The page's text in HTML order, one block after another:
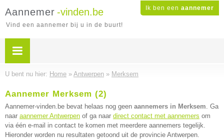
Ik ben een aannemer
Aannemer -vinden.be
Vind een aannemer bij u in de buurt!
U bent nu hier: Home » Antwerpen » Merksem
Aannemer Merksem (2)
Aannemer-vinden.be bevat helaas nog geen aannemers in Merksem. Ga
naar aannemer Antwerpen of ga naar direct contact met aannemers om
via één e-mail in contact te komen met meerdere aannemers tegelijk.
Hieronder worden nu resultaten getoond uit de provincie Antwerpen.